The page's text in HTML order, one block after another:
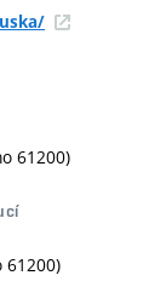
61200)
61200)